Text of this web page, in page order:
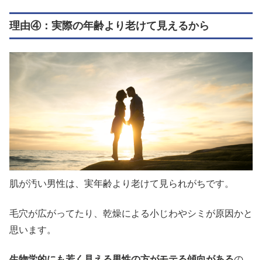
理由④：実際の年齢より老けて見えるから
肌が汚い男性は、実年齢より老けて見られがちです。
毛穴が広がってたり、乾燥による小じわやシミが原因かと
思います。